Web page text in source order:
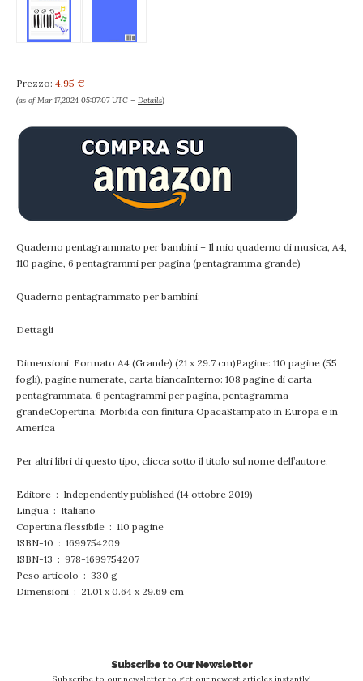
Prezzo: 4,95 €
(as of Mar 17,2024 05:07:07 UTC – Details)
Quaderno pentagrammato per bambini – Il mio quaderno di musica, A4,
110 pagine, 6 pentagrammi per pagina (pentagramma grande)
Quaderno pentagrammato per bambini:
Dettagli
Dimensioni: Formato A4 (Grande) (21 x 29.7 cm)Pagine: 110 pagine (55
fogli), pagine numerate, carta biancaInterno: 108 pagine di carta
pentagrammata, 6 pentagrammi per pagina, pentagramma
grandeCopertina: Morbida con finitura OpacaStampato in Europa e in
America
Per altri libri di questo tipo, clicca sotto il titolo sul nome dell’autore.
Editore ‏ : ‎ Independently published (14 ottobre 2019)
Lingua ‏ : ‎ Italiano
Copertina flessibile ‏ : ‎ 110 pagine
ISBN-10 ‏ : ‎ 1699754209
ISBN-13 ‏ : ‎ 978-1699754207
Peso articolo ‏ : ‎ 330 g
Dimensioni ‏ : ‎ 21.01 x 0.64 x 29.69 cm
Subscribe to Our Newsletter